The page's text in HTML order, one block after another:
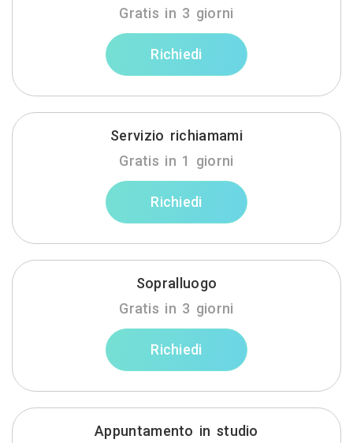
Gratis in 3 giorni
Richiedi
Servizio richiamami
Gratis in 1 giorni
Richiedi
Sopralluogo
Gratis in 3 giorni
Richiedi
Appuntamento in studio